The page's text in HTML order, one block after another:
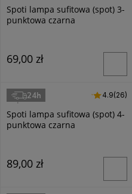
Spoti lampa sufitowa (spot) 3-
punktowa czarna
69,00 zł
Superled
Spoti lampa sufitowa (spot) 4-
punktowa czarna
4.9 (26)
4.9(26)
89,00 zł
24h